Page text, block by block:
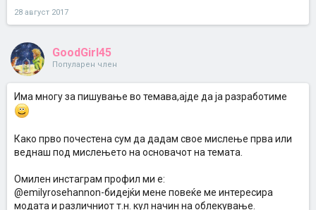
28 август 2017
GoodGirl45
Популарен член
Има многу за пишување во темава,ајде да ја разработиме
Како прво почестена сум да дадам свое мислење прва или
веднаш под мислењето на основачот на темата.
Омилен инстаграм профил ми e:
@emilyrosehannon-бидејќи мене повеќе ме интересира
модата и различниот т.н. кул начин на облекување.